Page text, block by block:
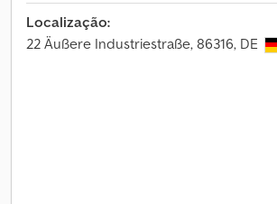
Localização:
22 Äußere Industriestraße, 86316, DE